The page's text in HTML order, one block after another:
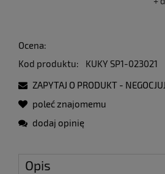
Ocena:
Kod produktu:
KUKY SP1-023021
ZAPYTAJ O PRODUKT -
poleć znajomemu
dodaj opinię
Opis